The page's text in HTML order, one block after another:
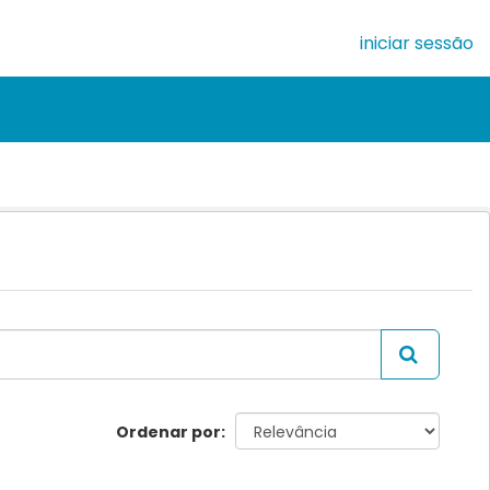
iniciar sessão
Ordenar por